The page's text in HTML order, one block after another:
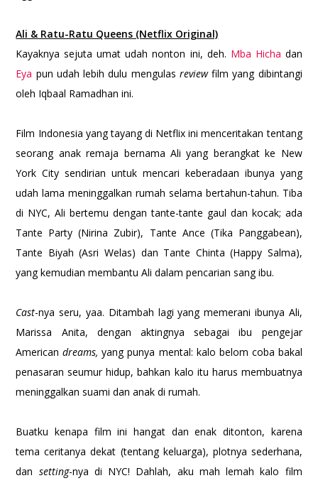
Ali & Ratu-Ratu Queens (Netflix Original)
Kayaknya sejuta umat udah nonton ini, deh. Mba Hicha dan
Eya pun udah lebih dulu mengulas reviewfilm yang dibintangi
oleh Iqbaal Ramadhan ini.
Film Indonesia yang tayang di Netflix ini menceritakan tentang
seorang anak remaja bernama Ali yang berangkat ke New
York City sendirian untuk mencari keberadaan ibunya yang
udah lama meninggalkan rumah selama bertahun-tahun. Tiba
di NYC, Ali bertemu dengan tante-tante gaul dan kocak; ada
Tante Party (Nirina Zubir), Tante Ance (Tika Panggabean),
Tante Biyah (Asri Welas) dan Tante Chinta (Happy Salma),
yang kemudian membantu Ali dalam pencarian sang ibu.
Cast-nya seru, yaa. Ditambah lagi yang memerani ibunya Ali,
Marissa Anita, dengan aktingnya sebagai ibu pengejar
American dreams,yang punya mental: kalo belom coba bakal
penasaran seumur hidup, bahkan kalo itu harus membuatnya
meninggalkan suami dan anak di rumah.
Buatku kenapa film ini hangat dan enak ditonton, karena
tema ceritanya dekat (tentang keluarga), plotnya sederhana,
dan setting-nya di NYC! Dahlah, aku mah lemah kalo film